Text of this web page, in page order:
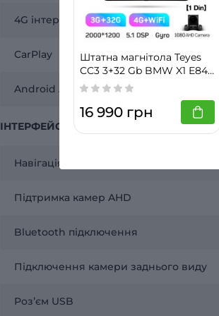
4G інтернет
CarPlay
Android Auto
ІНТЕРФЕЙСИ
Навігація
Підтримка камер AHD
Bluetooth підключення
Підключення камери заднього виду
Розʼєм USB
Штатна магнітола Teyes
CC3 3+32 Gb BMW X1 E84
2009 - 2012 10" 2k
16 990 грн